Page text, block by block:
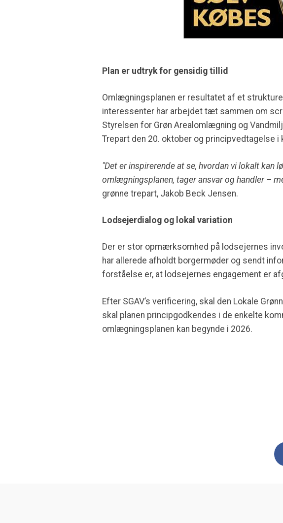
Plan er udtryk for gensidig tillid
Omlægningsplanen er resultatet af et
interessenter har arbejdet tæt sammen om
Styrelsen for Grøn Arealomlægning og
Trepart den 20. oktober og principvedtagelse
"Det er inspirerende at se, hvordan vi lokalt
omlægningsplanen, tager ansvar og handler –
grønne trepart, Jakob Beck Jensen.
Lodsejerdialog og lokal variation
Der er stor opmærksomhed på lodsejernes
har allerede afholdt borgermøder og sendt
forståelse er, at lodsejernes engagement er
Efter SGAV’s verificering, skal den Lokale
skal planen principgodkendes i de enkelte
omlægningsplanen kan begynde i 2026.